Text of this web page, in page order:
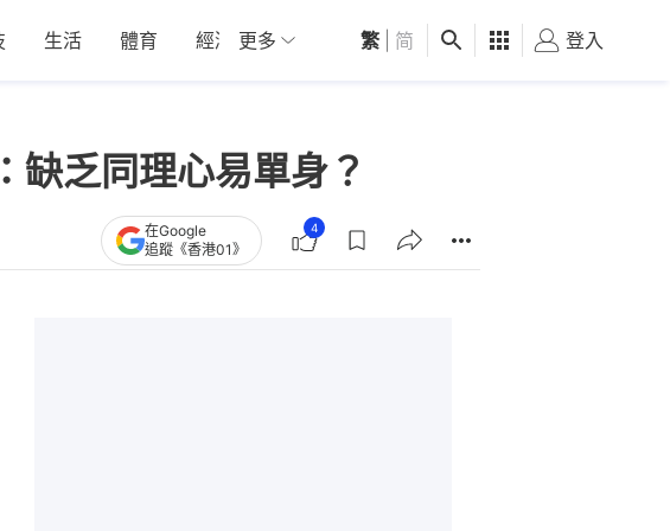
生活 體育 經濟 01深圳 觀點 健康 好食玩飛
更多 繁 简 登入
缺乏同理心易單身？
在Google
追蹤《香港01》
4